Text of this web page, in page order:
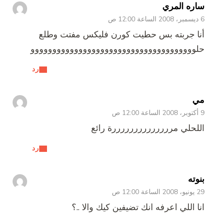
ساره المري
6 ديسمبر، 2008 الساعة 12:00 ص
رد
أنا جربته بس حطيت كورن فليكس مفتت وطلع
حلوووووووووووووووووووووووووووووووووووووو
مي
9 أكتوبر، 2008 الساعة 12:00 ص
رد
اللحلي مررررررررررررررة رائع
بنوته
29 يونيو، 2008 الساعة 12:00 ص
انا اللي اعرفه انك تضيفين كيك والا ..؟